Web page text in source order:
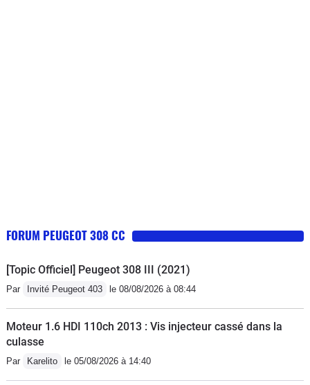
FORUM PEUGEOT 308 CC
[Topic Officiel] Peugeot 308 III (2021)
Par Invité Peugeot 403 le 08/08/2026 à 08:44
Moteur 1.6 HDI 110ch 2013 : Vis injecteur cassé dans la
culasse
Par Karelito le 05/08/2026 à 14:40